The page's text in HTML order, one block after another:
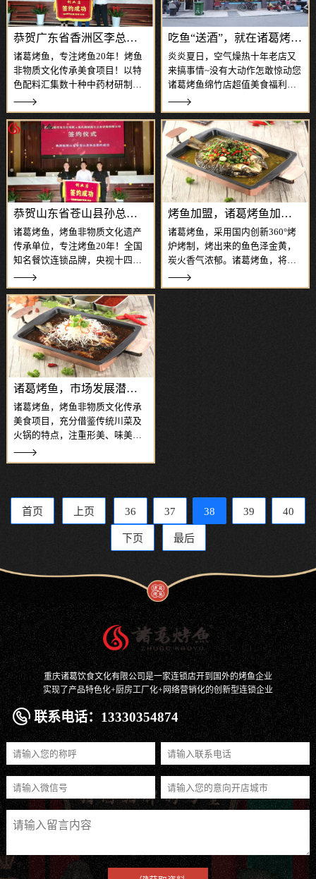
恭贺广东省香洲区李总加盟诸葛烤鱼
诸葛烤鱼，专注烤鱼20年！烤鱼
非物质文化传承美食项目！以特
色配料汇集数十种中药材研制而
成，口味独特，味美鲜香。诸葛
烤鱼，独家秘制配方，做法考
究，以活鱼现杀现烤为特色，均
选用新鲜活鱼，嫩爽多汁，且优
选多味中草药材，结合腌、烤、
炖三种烹饪方式，
吃鱼“送酒”，就在诸葛烤鱼绵竹店
炎炎夏日，空气燥热十年老店又
来搞事情~没有大动作怎敢惊动您
诸葛烤鱼绵竹店超值美食福利来
啦转发本活动集赞送啤酒！集多
少送多少听！无上限！送完为
止！活动时间：截止7月30号！诸
葛烤鱼选用新鲜活鱼现杀，先腌
后烤UFO烤炉300℃高温极速锁鲜
核心料
恭贺山东省苍山县孙总加盟诸葛烤鱼大家庭
诸葛烤鱼，烤鱼非物质文化遗产
传承单位，专注烤鱼20年！全国
知名餐饮连锁品牌，央视十四次
权威报道，消费口碑节节攀升！
诸葛烤鱼，选材新鲜，精益求
精，精选新鲜活鱼烹制，吃完可
烫涮新鲜时蔬，营养、美味且健
康；诸葛烤鱼，重庆风味，味享
全球，融合腌、烤
烤鱼加盟，诸葛烤鱼加盟开店怎么样？
诸葛烤鱼，采用国内创新360°烤
炉烤制，烤出来的鱼色泽金黄，
炭火香气浓郁。诸葛烤鱼，将烤
鱼与腌、烤、炖、涮、蘸多种综
合为一体，口味、品种丰富多
诸葛烤鱼，市场发展潜力十足
诸葛烤鱼，烤鱼非物质文化传承
美食项目，充分借鉴传统川菜及
火锅的特点，注重形美、味美于
一体，融合多种营养食材，应运
腌、烤、炖三种烹饪工艺，保证
鲜、香、麻、辣各种口味俱全，
经典烤鱼及川渝经典
首页 上页 36 37 38 39 40
下页 最后
重庆诸葛饮食文化有限公司是一家连锁店开到国外的烤鱼企业
实现了产品特色化+厨房工厂化+网络营销化的创新型连锁企业
联系电话：13330354874